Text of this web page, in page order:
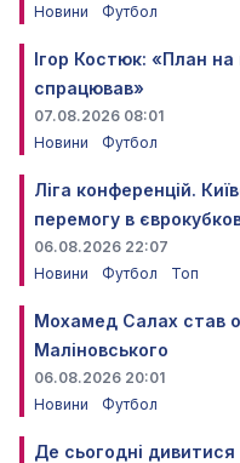
Новини
Футбол
Ігор Костюк: «План на
спрацював»
07.08.2026 08:01
Новини
Футбол
Ліга конференцій.
перемогу в
06.08.2026 22:07
Новини
Футбол Топ
Мохамед Салах став
Маліновського
06.08.2026 20:01
Новини
Футбол
Де сьогодні